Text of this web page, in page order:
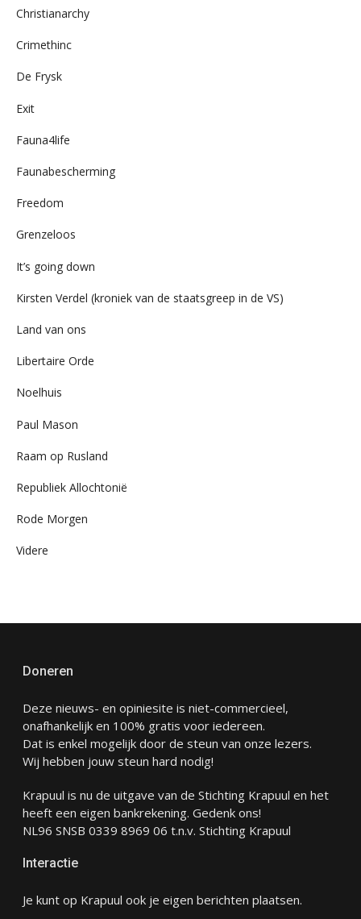
Christianarchy
Crimethinc
De Frysk
Exit
Fauna4life
Faunabescherming
Freedom
Grenzeloos
It’s going down
Kirsten Verdel (kroniek van de staatsgreep in de VS)
Land van ons
Libertaire Orde
Noelhuis
Paul Mason
Raam op Rusland
Republiek Allochtonië
Rode Morgen
Videre
Doneren
Deze nieuws- en opiniesite is niet-commercieel,
onafhankelijk en 100% gratis voor iedereen.
Dat is enkel mogelijk door de steun van onze lezers.
Wij hebben jouw steun hard nodig!
Krapuul is nu de uitgave van de Stichting Krapuul en het
heeft een eigen bankrekening. Gedenk ons!
NL96 SNSB 0339 8969 06 t.n.v. Stichting Krapuul
Interactie
Je kunt op Krapuul ook je eigen berichten plaatsen.